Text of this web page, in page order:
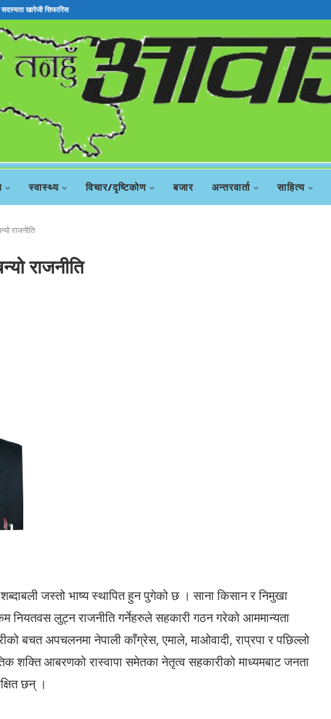
सदस्यता खारेजी सिफारिस
स्वास्थ्य विचार/दृष्टिकोण बजार अन्तरवार्ता साहित्य
राजनीति
राजनीति
शब्दाबली जस्तो भाष्य स्थापित हुन पुगेको छ । साना किसान र निमुखा
नियतवस लुट्न राजनीति गर्नेहरुले सहकारी गठन गरेको आममान्यता
बचत अपचलनमा नेपाली काँग्रेस, एमाले, माओवादी, राप्रपा र पछिल्लो
शक्ति आबरणको रास्वापा समेतका नेतृत्व सहकारीको माध्यमबाट जनता
छन् ।